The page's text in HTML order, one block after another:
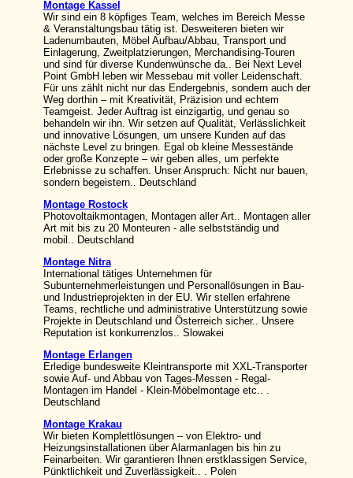
Montage Kassel
Wir sind ein 8 köpfiges Team, welches im Bereich Messe
& Veranstaltungsbau tätig ist. Desweiteren bieten wir
Ladenumbauten, Möbel Aufbau/Abbau, Transport und
Einlagerung, Zweitplatzierungen, Merchandising-Touren
und sind für diverse Kundenwünsche da.. Bei Next Level
Point GmbH leben wir Messebau mit voller Leidenschaft.
Für uns zählt nicht nur das Endergebnis, sondern auch der
Weg dorthin – mit Kreativität, Präzision und echtem
Teamgeist. Jeder Auftrag ist einzigartig, und genau so
behandeln wir ihn. Wir setzen auf Qualität, Verlässlichkeit
und innovative Lösungen, um unsere Kunden auf das
nächste Level zu bringen. Egal ob kleine Messestände
oder große Konzepte – wir geben alles, um perfekte
Erlebnisse zu schaffen. Unser Anspruch: Nicht nur bauen,
sondern begeistern.. Deutschland
Montage Rostock
Photovoltaikmontagen, Montagen aller Art.. Montagen aller
Art mit bis zu 20 Monteuren - alle selbstständig und
mobil.. Deutschland
Montage Nitra
International tätiges Unternehmen für
Subunternehmerleistungen und Personallösungen in Bau-
und Industrieprojekten in der EU. Wir stellen erfahrene
Teams, rechtliche und administrative Unterstützung sowie
Projekte in Deutschland und Österreich sicher.. Unsere
Reputation ist konkurrenzlos.. Slowakei
Montage Erlangen
Erledige bundesweite Kleintransporte mit XXL-Transporter
sowie Auf- und Abbau von Tages-Messen - Regal-
Montagen im Handel - Klein-Möbelmontage etc.. .
Deutschland
Montage Krakau
Wir bieten Komplettlösungen – von Elektro- und
Heizungsinstallationen über Alarmanlagen bis hin zu
Feinarbeiten. Wir garantieren Ihnen erstklassigen Service,
Pünktlichkeit und Zuverlässigkeit.. . Polen